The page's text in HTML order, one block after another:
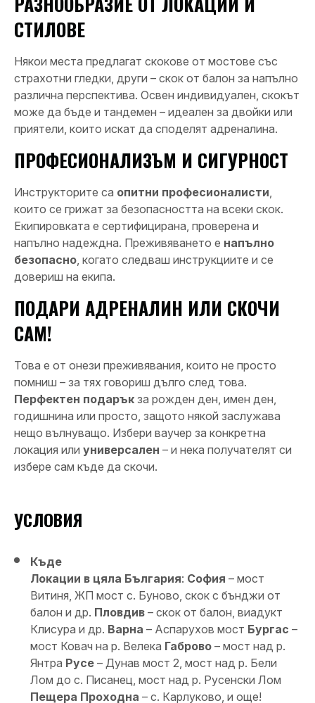
СТИЛОВЕ
Някои места предлагат скокове от мостове със
страхотни гледки, други – скок от балон за напълно
различна перспектива. Освен индивидуален, скокът
може да бъде и тандемен – идеален за двойки или
приятели, които искат да споделят адреналина.
ПРОФЕСИОНАЛИЗЪМ И СИГУРНОСТ
Инструкторите са опитни професионалисти,
които се грижат за безопасността на всеки скок.
Екипировката е сертифицирана, проверена и
напълно надеждна. Преживяването е напълно
безопасно, когато следваш инструкциите и се
довериш на екипа.
ПОДАРИ АДРЕНАЛИН ИЛИ СКОЧИ
САМ!
Това е от онези преживявания, които не просто
помниш – за тях говориш дълго след това.
Перфектен подарък за рожден ден, имен ден,
годишнина или просто, защото някой заслужава
нещо вълнуващо. Избери ваучер за конкретна
локация или универсален – и нека получателят си
избере сам къде да скочи.
УСЛОВИЯ
Къде
Локации в цяла България: София – мост
Витиня, ЖП мост с. Буново, скок с бънджи от
балон и др. Пловдив – скок от балон, виадукт
Клисура и др. Варна – Аспарухов мост Бургас –
мост Ковач на р. Велека Габрово – мост над р.
Янтра Русе – Дунав мост 2, мост над р. Бели
Лом до с. Писанец, мост над р. Русенски Лом
Пещера Проходна – с. Карлуково, и още!